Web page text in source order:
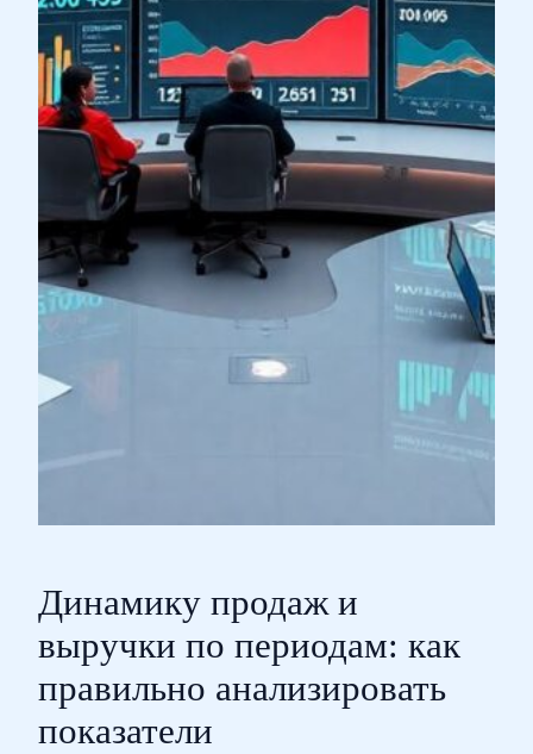
Динамику продаж и
выручки по периодам: как
правильно анализировать
показатели